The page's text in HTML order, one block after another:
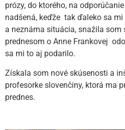
prózy, do ktorého, na
nadšená, keďže tak ďaleko sa
a neznáma situácia, snažila
prednesom o Anne Frankovej
sa mi to aj podarilo.
Získala som nové skúsenosti a
profesorke slovenčiny, ktorá ma
prednes.